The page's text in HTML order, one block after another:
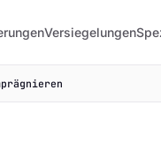
Versiegelungen